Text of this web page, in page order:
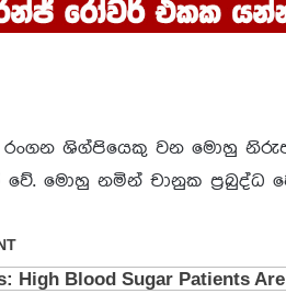
ශිග්පියෙකු වන මොහු
මොහු නමින් චානුක ප‍්‍රබුද්ධ